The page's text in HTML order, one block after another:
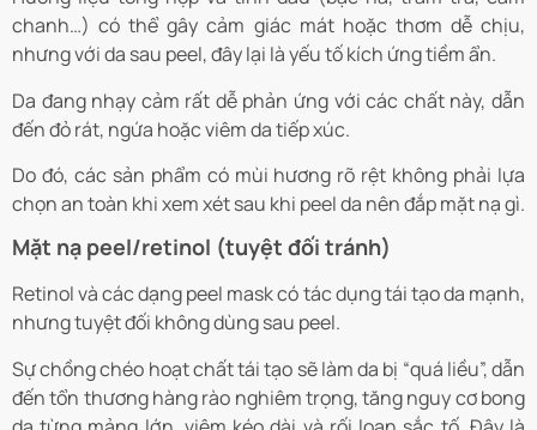
chanh…) có thể gây cảm giác mát hoặc thơm dễ chịu,
nhưng với da sau peel, đây lại là yếu tố kích ứng tiềm ẩn.
Da đang nhạy cảm rất dễ phản ứng với các chất này, dẫn
đến đỏ rát, ngứa hoặc viêm da tiếp xúc.
Do đó, các sản phẩm có mùi hương rõ rệt không phải lựa
chọn an toàn khi xem xét sau khi peel da nên đắp mặt nạ gì.
Mặt nạ peel/retinol (tuyệt đối tránh)
Retinol và các dạng peel mask có tác dụng tái tạo da mạnh,
nhưng tuyệt đối không dùng sau peel.
Sự chồng chéo hoạt chất tái tạo sẽ làm da bị “quá liều”, dẫn
đến tổn thương hàng rào nghiêm trọng, tăng nguy cơ bong